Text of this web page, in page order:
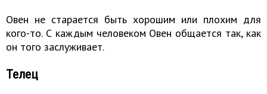
Овен не старается быть хорошим или плохим для
кого-то. С каждым человеком Овен общается так, как
он того заслуживает.
Телец